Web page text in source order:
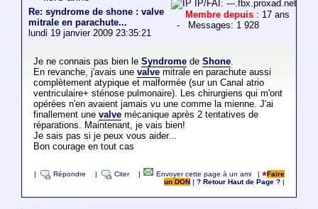
Re: syndrome de shone : valve
mitrale en parachute...
lundi 19 janvier 2009 23:35:21
IP/FAI: ---.fbx.proxad.net
Membre depuis : 17 ans
- Messages: 1 928
Je ne connais pas bien le Syndromede Shone.
En revanche, j'avais une valvemitrale en parachute aussi
complètement atypique et malformée (sur un Canal atrio
ventriculaire+ sténose pulmonaire). Les chirurgiens qui m'ont
opérées n'en avaient jamais vu une comme la mienne. J'ai
finallement une valvemécanique après 2 tentatives de
réparations. Maintenant, je vais bien!
Je sais pas si je peux vous aider...
Bon courage en tout cas
Répondre Citer Envoyer cette page à un ami |
Faire
un DON
|? Retour Haut de Page ?